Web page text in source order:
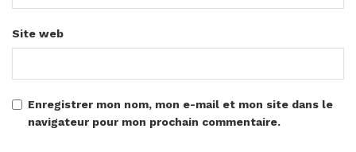
Site web
Enregistrer mon nom, mon e-mail et mon site dans le
navigateur pour mon prochain commentaire.